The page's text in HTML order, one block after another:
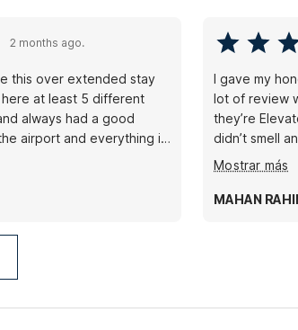
2 months ago.
this over extended stay
at least 5 different
always had a good
airport and everything i
is always helpful. Just
room. Its only one
dryer, its like .50 or
I just go offsite to
I gave my
lot of review
they’re
didn’t smell
was amazing
the hotel by
better
Mostrar más
MAHAN